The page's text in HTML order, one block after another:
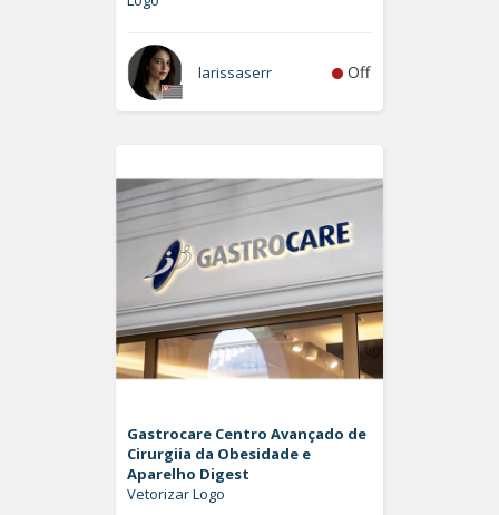
larissaserr Off
Gastrocare Centro Avançado de
Cirurgiia da Obesidade e
Aparelho Digest
Vetorizar Logo